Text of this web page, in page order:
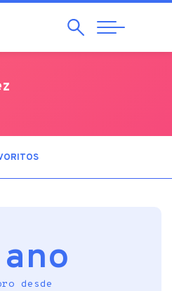
Pesquisar
Abrir
Navegação
desde